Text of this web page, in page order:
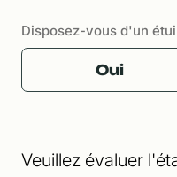
Disposez-vous d'un
Oui
Veuillez évaluer